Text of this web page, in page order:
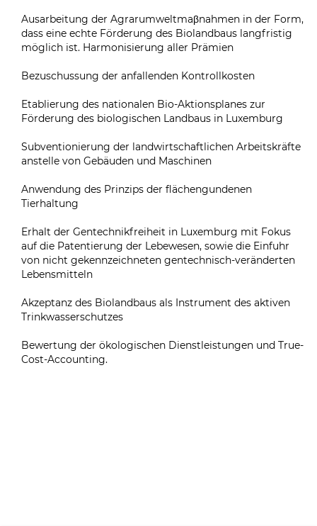
Ausarbeitung der Agrarumweltmaβnahmen in der Form,
dass eine echte Förderung des Biolandbaus langfristig
möglich ist. Harmonisierung aller Prämien
Bezuschussung der anfallenden Kontrollkosten
Etablierung des nationalen Bio-Aktionsplanes zur
Förderung des biologischen Landbaus in Luxemburg
Subventionierung der landwirtschaftlichen Arbeitskräfte
anstelle von Gebäuden und Maschinen
Anwendung des Prinzips der flächengundenen
Tierhaltung
Erhalt der Gentechnikfreiheit in Luxemburg mit Fokus
auf die Patentierung der Lebewesen, sowie die Einfuhr
von nicht gekennzeichneten gentechnisch-veränderten
Lebensmitteln
Akzeptanz des Biolandbaus als Instrument des aktiven
Trinkwasserschutzes
Bewertung der ökologischen Dienstleistungen und True-
Cost-Accounting.